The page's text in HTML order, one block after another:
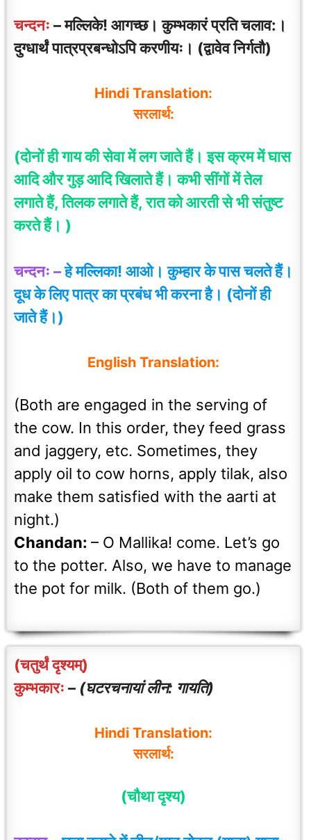
चन्दनः – मल्लिके! आगच्छ। कुम्भकारं प्रति चलाव:।
दुग्धार्थं पात्रप्रबन्धोऽपि करणीयः। (द्वावेव निर्गतौ)
Hindi Translation:
सरलार्थ:
(दोनों ही गाय की सेवा में लग जाते हैं। इस क्रम में घास
आदि और गुड़ आदि खिलाते हैं। कभी सींगों में तेल
लगाते हैं, तिलक लगाते हैं, रात को आरती से भी संतुष्ट
करते हैं। )
चन्दनः –हे मल्लिका! आओ। कुम्हार के पास चलते हैं।
दूध के लिए पात्र का प्रबंध भी करना है। (दोनों ही
जाते हैं।)
English Translation:
(Both are engaged in the serving of
the cow. In this order, they feed grass
and jaggery, etc. Sometimes, they
apply oil to cow horns, apply tilak, also
make them satisfied with the aarti at
night.)
Chandan: – O Mallika! come. Let’s go
to the potter. Also, we have to manage
the pot for milk. (Both of them go.)
(चतुर्थं दृश्यम्)
कुम्भकारः – (घटरचनायां लीन: गायति)
Hindi Translation:
सरलार्थ:
(चौथा दृश्य)